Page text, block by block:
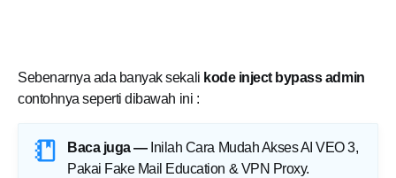
Sebenarnya ada banyak sekali kode inject bypass admin
contohnya seperti dibawah ini :
Baca juga — Inilah Cara Mudah Akses AI VEO 3,
Pakai Fake Mail Education & VPN Proxy.